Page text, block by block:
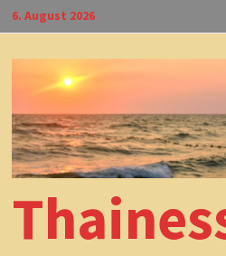
Zum
Inhalt
springen
6. August 2026